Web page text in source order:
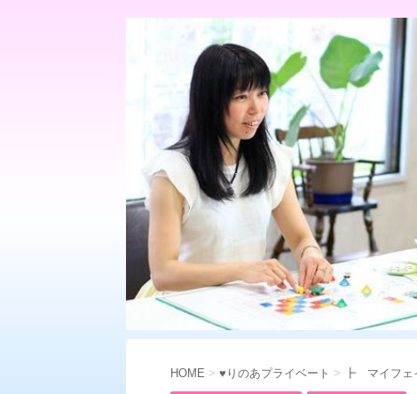
HOME > ♥りのあプライベート > ┣ マイフェ